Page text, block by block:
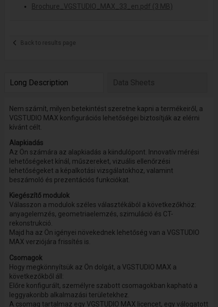
Brochure_VGSTUDIO_MAX_33_en.pdf (3 MB)
Back to results page
Long Description Data Sheets
Nem számít, milyen betekintést szeretne kapni a termékeiről, a
VGSTUDIO MAX konfigurációs lehetőségei biztosítják az elérni
kívánt célt.
Alapkiadás
Az Ön számára az alapkiadás a kiindulópont. Innovatív mérési
lehetőségeket kínál, műszereket, vizuális ellenőrzési
lehetőségeket a képalkotási vizsgálatokhoz, valamint
beszámoló és prezentációs funkciókat.
Kiegészítő modulok
Válasszon a modulok széles választékából a következőkhöz:
anyagelemzés, geometriaelemzés, szimuláció és CT-
rekonstrukció.
Majd ha az Ön igényei növekednek lehetőség van a VGSTUDIO
MAX verziójára frissítés is.
Csomagok
Hogy megkönnyítsük az Ön dolgát, a VGSTUDIO MAX a
következőkből áll:
Előre konfigurált, személyre szabott csomagokban kapható a
leggyakoribb alkalmazási területekhez.
A csomag tartalmaz egy VGSTUDIO MAX licencet, egy válogatott